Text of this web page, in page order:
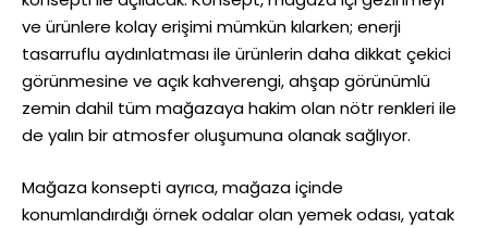
ve ürünlere kolay erişimi mümkün kılarken; enerji
tasarruflu aydınlatması ile ürünlerin daha dikkat çekici
görünmesine ve açık kahverengi, ahşap görünümlü
zemin dahil tüm mağazaya hakim olan nötr renkleri ile
de yalın bir atmosfer oluşumuna olanak sağlıyor.
Mağaza konsepti ayrıca, mağaza içinde
konumlandırdığı örnek odalar olan yemek odası, yatak